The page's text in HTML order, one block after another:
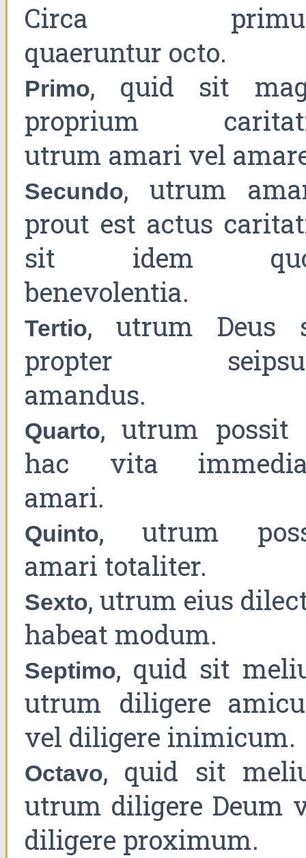
Circa
quaeruntur octo.
Primo, quid sit
proprium
utrum amari vel
Secundo, utrum
prout est actus
sit idem
benevolentia.
Tertio, utrum Deus
propter
amandus.
Quarto, utrum possit
hac vita
amari.
Quinto, utrum
amari totaliter.
Sexto, utrum eius
habeat modum.
Septimo, quid sit
utrum diligere
vel diligere inimicum.
Octavo, quid sit
utrum diligere Deum
diligere proximum.